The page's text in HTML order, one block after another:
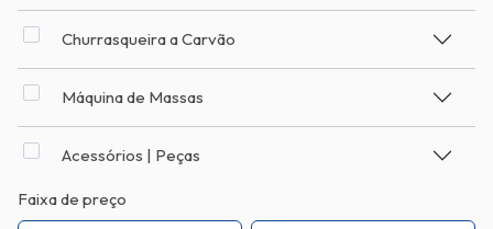
Churrasqueira a Carvão
Máquina de Massas
Acessórios | Peças
Faixa de preço